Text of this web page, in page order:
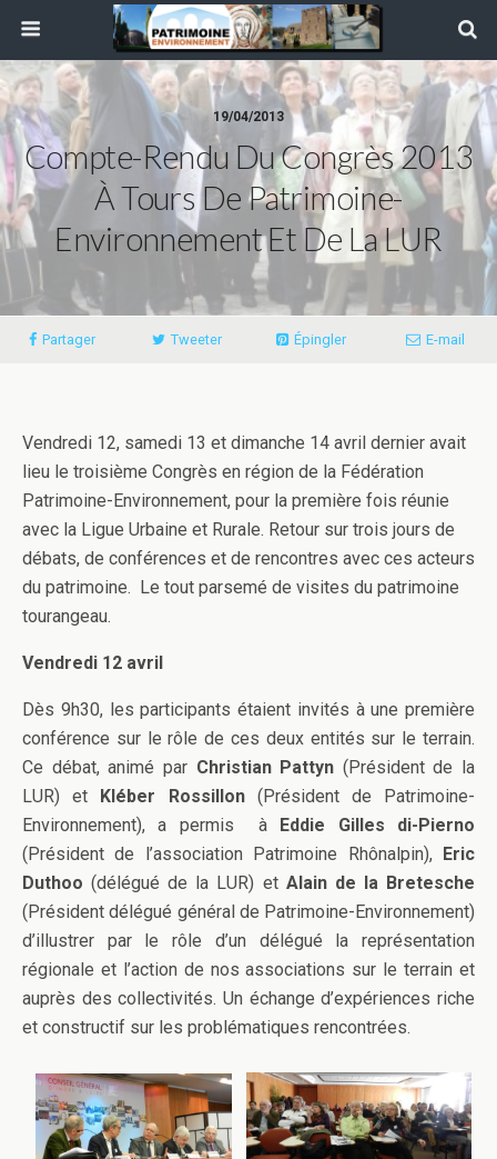
19/04/2013
Compte-Rendu Du Congrès 2013
À Tours De Patrimoine-
Environnement Et De La LUR
Partager Tweeter Épingler E-mail
Vendredi 12, samedi 13 et dimanche 14 avril dernier avait
lieu le troisième Congrès en région de la Fédération
Patrimoine-Environnement, pour la première fois réunie
avec la Ligue Urbaine et Rurale. Retour sur trois jours de
débats, de conférences et de rencontres avec ces acteurs
du patrimoine. Le tout parsemé de visites du patrimoine
tourangeau.
Vendredi 12 avril
Dès 9h30, les participants étaient invités à une première
conférence sur le rôle de ces deux entités sur le terrain.
Ce débat, animé par Christian Pattyn (Président de la
LUR) et Kléber Rossillon(Président de Patrimoine-
Environnement), a permis à Eddie Gilles di-Pierno
(Président de l’association Patrimoine Rhônalpin), Eric
Duthoo (délégué de la LUR) et Alain de la Bretesche
(Président délégué général de Patrimoine-Environnement)
d’illustrer par le rôle d’un délégué la représentation
régionale et l’action de nos associations sur le terrain et
auprès des collectivités. Un échange d’expériences riche
et constructif sur les problématiques rencontrées.